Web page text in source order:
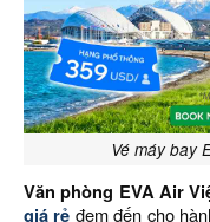
Vé máy bay
Văn phòng EVA Air
giá rẻ đem đến cho